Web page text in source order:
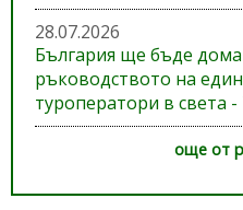
28.07.2026
България ще бъде
ръководството на
туроператори в света
още от